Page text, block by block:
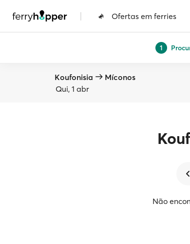
| Ofertas em ferries
1
Koufonisia
Míconos
Qui, 1 abr
Não